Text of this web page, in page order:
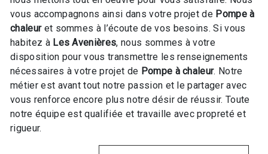
vous accompagnons ainsi dans votre projet de Pompe à
chaleuret sommes à l’écoute de vos besoins. Si vous
habitez à Les Avenières, nous sommes à votre
disposition pour vous transmettre les renseignements
nécessaires à votre projet de Pompe à chaleur. Notre
métier est avant tout notre passion et le partager avec
vous renforce encore plus notre désir de réussir. Toute
notre équipe est qualifiée et travaille avec propreté et
rigueur.